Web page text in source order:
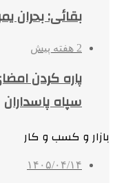
بقائی: بحران
2 هفته پیش
پاره کردن
سپاه پاسداران
بازار و کسب و کار
۱۴۰۵/۰۴/۱۴